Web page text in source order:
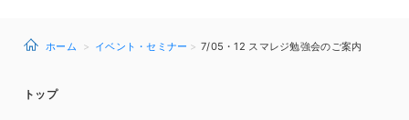
ホーム イベント・セミナー 7/05・12 スマレジ勉強会のご案内
トップ